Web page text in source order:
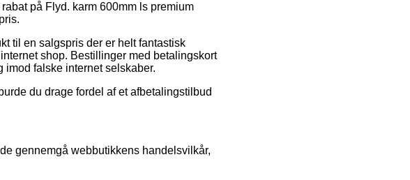
på Flyd. karm 600mm ls premium
til en salgspris der er helt fantastisk
shop. Bestillinger med betalingskort
falske internet selskaber.
du drage fordel af et afbetalingstilbud
gennemgå webbutikkens handelsvilkår,